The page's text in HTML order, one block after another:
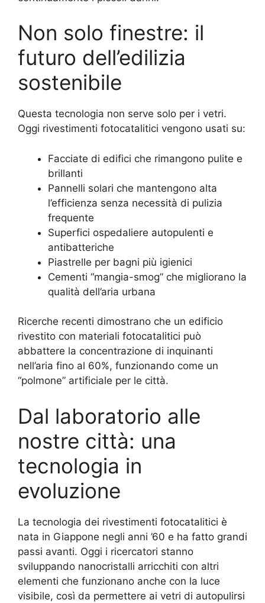
Non solo finestre: il
futuro dell’edilizia
sostenibile
Questa tecnologia non serve solo per i vetri.
Oggi rivestimenti fotocatalitici vengono usati su:
Facciate di edifici che rimangono pulite e
brillanti
Pannelli solari che mantengono alta
l’efficienza senza necessità di pulizia
frequente
Superfici ospedaliere autopulenti e
antibatteriche
Piastrelle per bagni più igienici
Cementi “mangia-smog” che migliorano la
qualità dell’aria urbana
Ricerche recenti dimostrano che un edificio
rivestito con materiali fotocatalitici può
abbattere la concentrazione di inquinanti
nell’aria fino al 60%, funzionando come un
“polmone” artificiale per le città.
Dal laboratorio alle
nostre città: una
tecnologia in
evoluzione
La tecnologia dei rivestimenti fotocatalitici è
nata in Giappone negli anni ’60 e ha fatto grandi
passi avanti. Oggi i ricercatori stanno
sviluppando nanocristalli arricchiti con altri
elementi che funzionano anche con la luce
visibile, così da permettere ai vetri di autopulirsi